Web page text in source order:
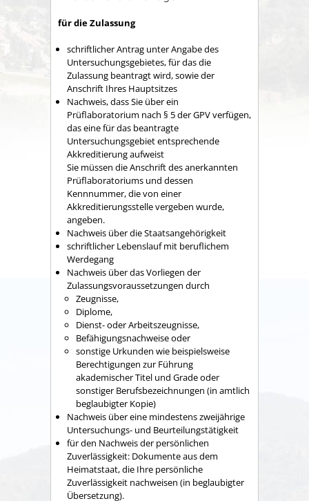
für die Zulassung
schriftlicher Antrag unter Angabe des
Untersuchungsgebietes, für das die
Zulassung beantragt wird, sowie der
Anschrift Ihres Hauptsitzes
Nachweis, dass Sie über ein
Prüflaboratorium nach § 5 der GPV verfügen,
das eine für das beantragte
Untersuchungsgebiet entsprechende
Akkreditierung aufweist
Sie müssen die Anschrift des anerkannten
Prüflaboratoriums und dessen
Kennnummer, die von einer
Akkreditierungsstelle vergeben wurde,
angeben.
Nachweis über die Staatsangehörigkeit
schriftlicher Lebenslauf mit beruflichem
Werdegang
Nachweis über das Vorliegen der
Zulassungsvoraussetzungen durch
Zeugnisse,
Diplome,
Dienst- oder Arbeitszeugnisse,
Befähigungsnachweise oder
sonstige Urkunden wie beispielsweise
Berechtigungen zur Führung
akademischer Titel und Grade oder
sonstiger Berufsbezeichnungen (in amtlich
beglaubigter Kopie)
Nachweis über eine mindestens zweijährige
Untersuchungs- und Beurteilungstätigkeit
für den Nachweis der persönlichen
Zuverlässigkeit: Dokumente aus dem
Heimatstaat, die Ihre persönliche
Zuverlässigkeit nachweisen (in beglaubigter
Übersetzung).